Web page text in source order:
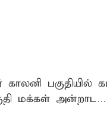
பகுதியில்
மக்கள் அன்றாட
எனவே